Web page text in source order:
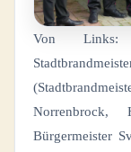
Von Links:
Norrenbrock,
Bürgermeister